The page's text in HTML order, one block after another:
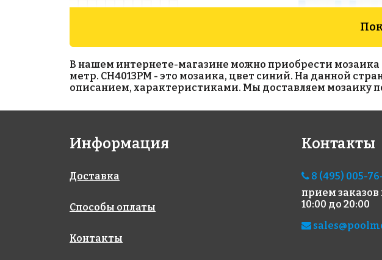
AKS266
на сетке 300x300
AKS009
на сетке 327x327
В нашем интернете-магазине можно приобрести мозаика
метр. CH4013PM - это мозаика, цвет синий. На данной
описанием, характеристиками. Мы доставляем мозаику
Информация
Доставка
Способы оплаты
Контакты
Контакты
8 (495) 005-
прием заказов
10:00 до 20:00